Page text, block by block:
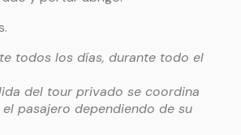
todos los días, durante todo el
del tour privado se coordina
pasajero dependiendo de su